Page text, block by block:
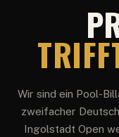
Wir sind ein Pool-
zweifacher
Ingolstadt Open